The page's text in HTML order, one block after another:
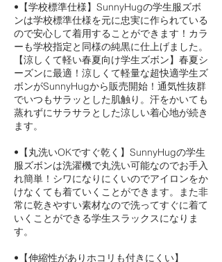
•【学校標準仕様】SunnyHugの学生服ズボ
ンは学校標準仕様を元に忠実に作られている
ので安心して着用することができます！カラ
ーも学校指定と同様の純黒に仕上げました。
【涼しくて軽い春夏向け学生ズボン】春夏シ
ーズンに最適！涼しくて軽量な超快適学生ズ
ボンがSunnyHugから販売開始！通気性抜群
でいつもサラッとした肌触り。汗をかいても
蒸れずにサラサラとした涼しい着心地が続き
ます。
•【丸洗いOKですぐ乾く】SunnyHugの学生
服ズボンは洗濯機で丸洗い可能なのでお手入
れ簡単！シワになりにくいのでアイロンをか
けなくても着ていくことができます。また非
常に乾きやすい素材なので洗ってすぐに着て
いくことができる学生スラックスになりま
す。
•【伸縮性がありホコリも付きにくい】